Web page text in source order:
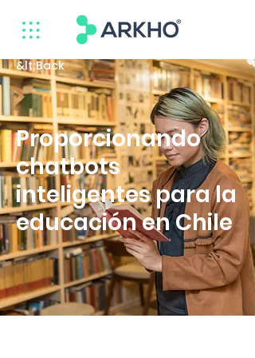
&lt;Back
Proporcionando
chatbots
inteligentes para la
educación en Chile